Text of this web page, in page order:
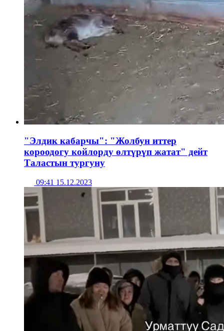
"Элдик кабарчы": "Жолбун иттер
короодогу койлорду өлтүрүп жатат" дейт
Таластын тургуну
09:41 15.12.2023